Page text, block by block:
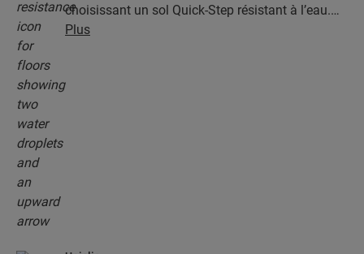
choisissant un sol Quick-Step résistant à l’eau.
Ces sols sont non seulement élégants et naturels,
Plus